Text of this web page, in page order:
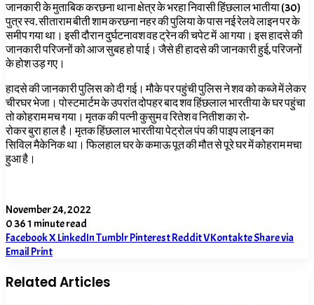
जानकारी के मुताबिक करछना थाना क्षेत्र के भरहा निवासी हिंछलाल भातीया (30)
पुत्र स्व. सीताराम बीती शाम करछना नहर की पुलिया के पास नई रेलवे लाइन पर के
समीप गया था। इसी दौरान दुर्घटनावश वह ट्रेन की चपेट में आ गया। इस हादसे की
जानकारी परिजनों को आज सुबह हो पाई। जैसे ही हादसे की जानकारी हुई, परिजनों
के होश उड़ गए।
हादसे की जानकारी पुलिस को दी गई। मौके पर पहुंची पुलिस ने शव को कब्जे में लेकर
चीरघर भेजा। पोस्टमार्टम के उपरांत दोपहर बाद शव हिंछलाल भारतीया के घर पहुंचा
तो कोहराम मच गया। मृतक की पत्नी कुसुम व रितेश व नितीश का रो-
रोकर बुरा हाल है। मृतक हिंछलाल भारतीया पेट्रोल पंप की पाइप लाइन का
सिविल मैकेनिक था। फिलहाल घर के कमाऊ पूत की मौत से पूरे घर में कोहराम मचा
हुआ है।
November 24, 2022
0361 minute read
FacebookXLinkedInTumblrPinterestRedditVKontakteShare via
Email Print
Related Articles